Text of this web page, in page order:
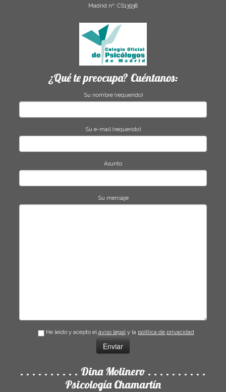
Madrid nº: CS13938
¿Qué te preocupa? Cuéntanos:
Su nombre (requerido)
Su e-mail (requerido)
Asunto
Su mensaje
He leído y acepto elaviso legaly la política de privacidad
. . . . . . . . . . Dina Molinero . . . . . . . . . .
Psicología Chamartín